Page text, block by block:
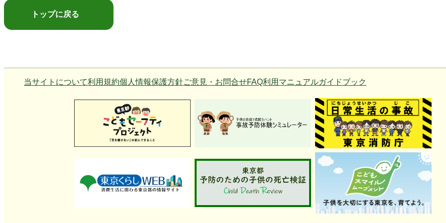
トップに戻る
当サイトについて利用規約個人情報保護方針ご意見・お問合せFAQ利用マニュアルガイドブック